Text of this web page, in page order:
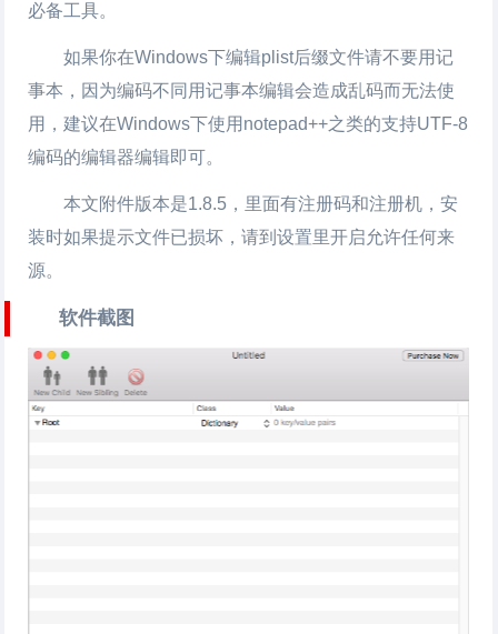
必备工具。
如果你在Windows下编辑plist后缀文件请不要用记
事本，因为编码不同用记事本编辑会造成乱码而无法使
用，建议在Windows下使用notepad++之类的支持UTF-8
编码的编辑器编辑即可。
本文附件版本是1.8.5，里面有注册码和注册机，安
装时如果提示文件已损坏，请到设置里开启允许任何来
源。
软件截图